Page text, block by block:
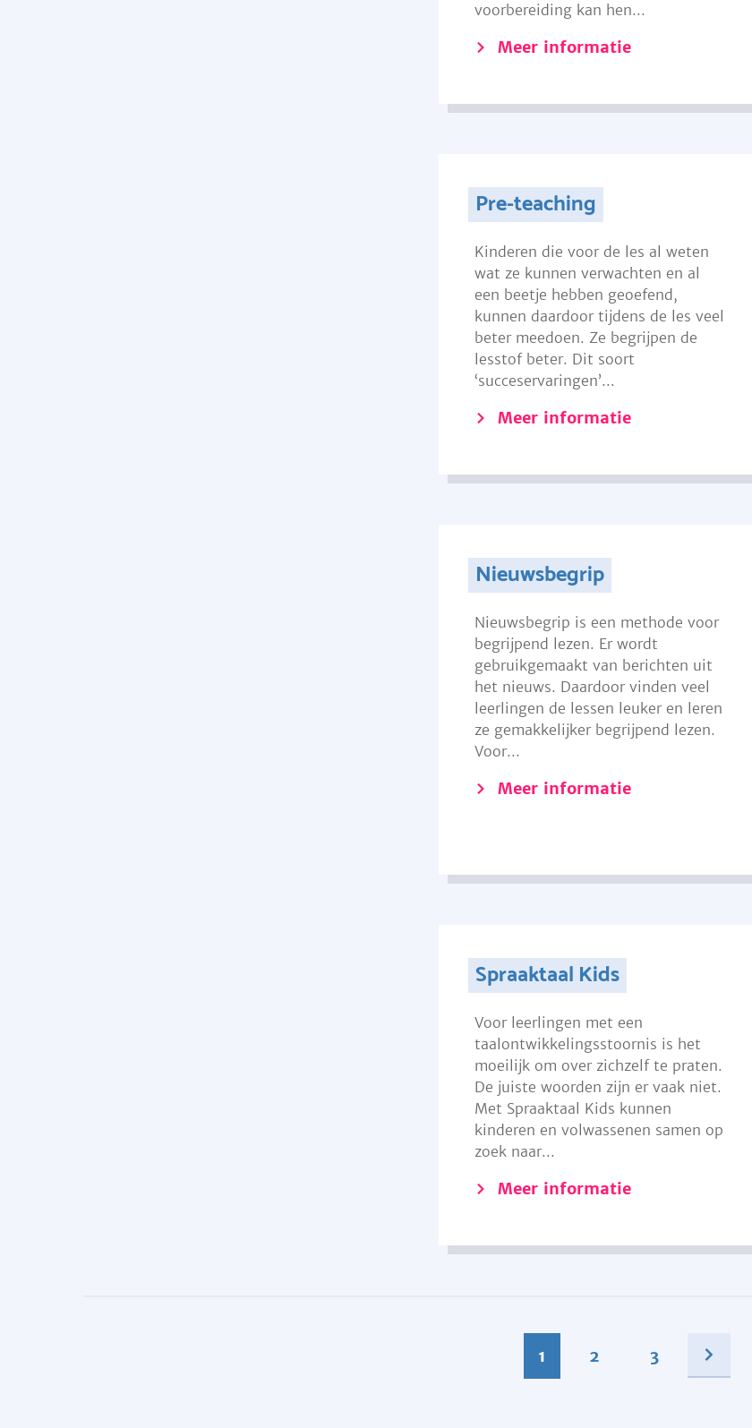
voorbereiding kan hen...
Meer informatie
Pre-teaching
Kinderen die voor de les al weten
wat ze kunnen verwachten en al
een beetje hebben geoefend,
kunnen daardoor tijdens de les veel
beter meedoen. Ze begrijpen de
lesstof beter. Dit soort
‘succeservaringen’...
Meer informatie
Nieuwsbegrip
Nieuwsbegrip is een methode voor
begrijpend lezen. Er wordt
gebruikgemaakt van berichten uit
het nieuws. Daardoor vinden veel
leerlingen de lessen leuker en leren
ze gemakkelijker begrijpend lezen.
Voor...
Meer informatie
Spraaktaal Kids
Voor leerlingen met een
taalontwikkelingsstoornis is het
moeilijk om over zichzelf te praten.
De juiste woorden zijn er vaak niet.
Met Spraaktaal Kids kunnen
kinderen en volwassenen samen op
zoek naar...
Meer informatie
1 2 3